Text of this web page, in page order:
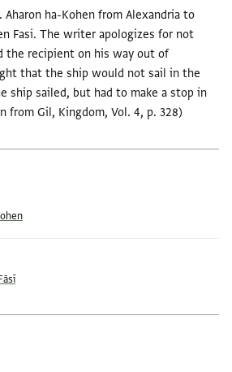
Aharon ha-Kohen from Alexandria to
Fasi. The writer apologizes for not
the recipient on his way out of
that the ship would not sail in the
ship sailed, but had to make a stop in
from Gil, Kingdom, Vol. 4, p. 328)